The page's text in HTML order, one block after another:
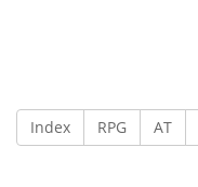
Index RPG AT